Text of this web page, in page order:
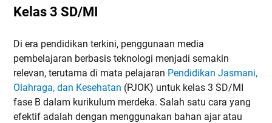
Kelas 3 SD/MI
Di era pendidikan terkini, penggunaan media
pembelajaran berbasis teknologi menjadi semakin
relevan, terutama di mata pelajaran Pendidikan Jasmani,
Olahraga, dan Kesehatan (PJOK) untuk kelas 3 SD/MI
fase B dalam kurikulum merdeka. Salah satu cara yang
efektif adalah dengan menggunakan bahan ajar atau